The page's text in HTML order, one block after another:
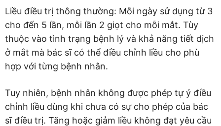
Liều điều trị thông thường: Mỗi ngày sử dụng từ 3
cho đến 5 lần, mỗi lần 2 giọt cho mỗi mắt. Tùy
thuộc vào tình trạng bệnh lý và khả năng tiết dịch
ở mắt mà bác sĩ có thể điều chỉnh liều cho phù
hợp với từng bệnh nhân.
Tuy nhiên, bệnh nhân không được phép tự ý điều
chỉnh liều dùng khi chưa có sự cho phép của bác
sĩ điều trị. Tăng hoặc giảm liều không đạt yêu cầu